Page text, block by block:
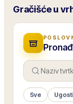
Gračišće u
Sve